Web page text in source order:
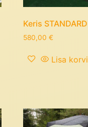
Keris STANDARD
580,00€
Lisa korvi